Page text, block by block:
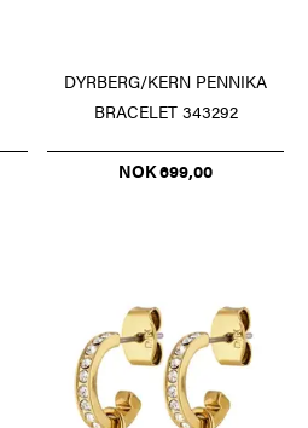
DYRBERG/KERN PENNIKA
BRACELET 343292
NOK 699,00